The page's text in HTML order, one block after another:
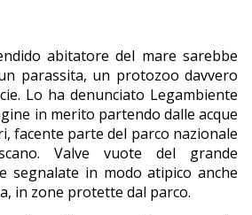
abitatore del mare sarebbe
parassita, un protozoo davvero
Lo ha denunciato Legambiente
in merito partendo dalle acque
facente parte del parco nazionale
Valve vuote del grande
segnalate in modo atipico anche
in zone protette dal parco.